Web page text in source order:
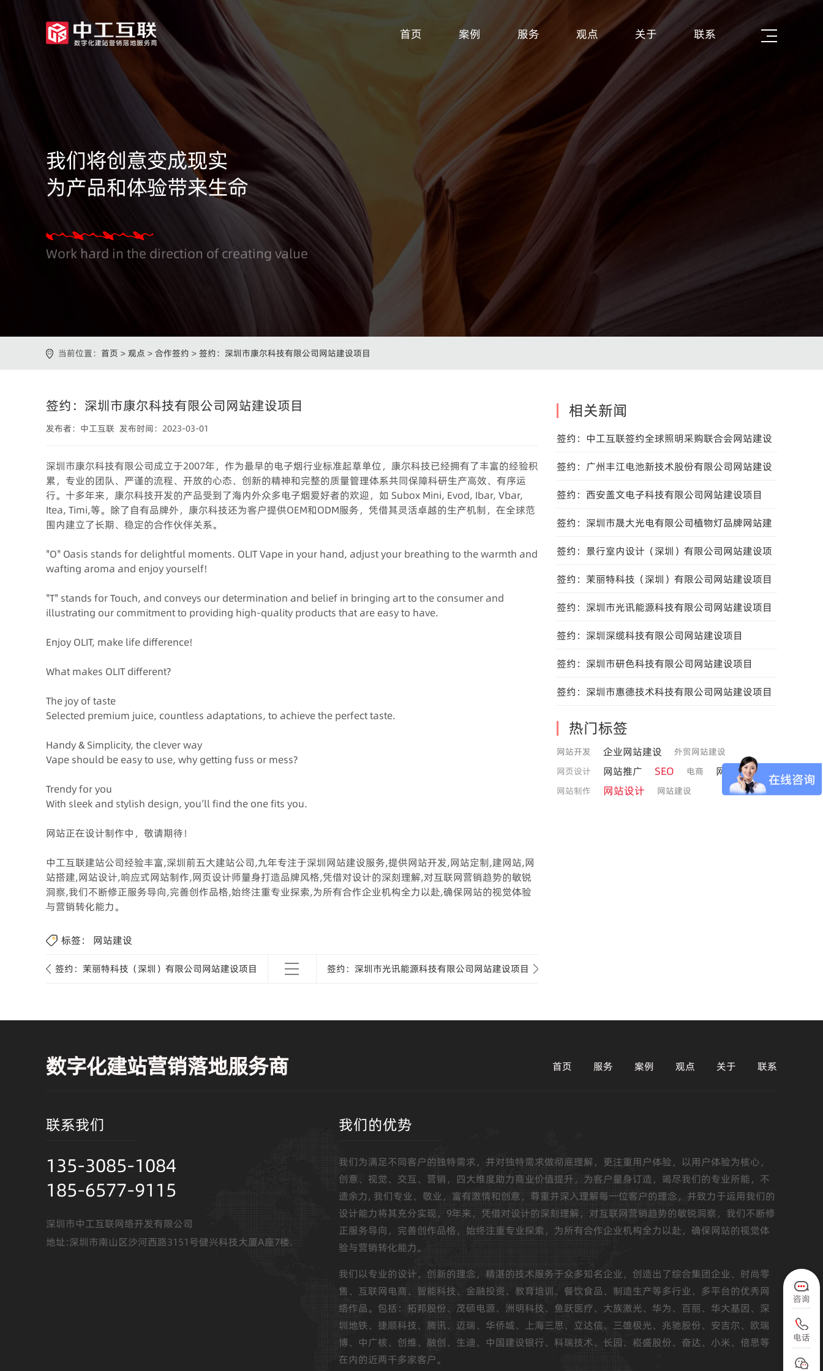
首页 案例 服务 观点 关于 联系
我们将创意变成现实
为产品和体验带来生命
Work hard in the direction of creating value
当前位置： 首页 > 观点 > 合作签约 > 签约：深圳市康尔科技有限公司网站建设项目
签约：深圳市康尔科技有限公司网站建设项目
发布者：中工互联 发布时间：2023-03-01
深圳市康尔科技有限公司成立于2007年，作为最早的电子烟行业标准起草单位，康尔科技已经拥有了丰富的经验积
累，专业的团队、严谨的流程、开放的心态、创新的精神和完整的质量管理体系共同保障科研生产高效、有序运
行。十多年来，康尔科技开发的产品受到了海内外众多电子烟爱好者的欢迎，如 Subox Mini, Evod, Ibar, Vbar,
Itea, Timi,等。除了自有品牌外，康尔科技还为客户提供OEM和ODM服务，凭借其灵活卓越的生产机制，在全球范
围内建立了长期、稳定的合作伙伴关系。
"O" Oasis stands for delightful moments. OLIT Vape in your hand, adjust your breathing to the warmth and
wafting aroma and enjoy yourself!
"T" stands for Touch, and conveys our determination and belief in bringing art to the consumer and
illustrating our commitment to providing high-quality products that are easy to have.
Enjoy OLIT, make life difference!
What makes OLIT different?
The joy of taste
Selected premium juice, countless adaptations, to achieve the perfect taste.
Handy & Simplicity, the clever way
Vape should be easy to use, why getting fuss or mess?
Trendy for you
With sleek and stylish design, you’ll find the one fits you.
网站正在设计制作中，敬请期待！
中工互联建站公司经验丰富,深圳前五大建站公司,九年专注于深圳网站建设服务,提供网站开发,网站定制,建网站,网
站搭建,网站设计,响应式网站制作,网页设计师量身打造品牌风格,凭借对设计的深刻理解,对互联网营销趋势的敏锐
洞察,我们不断修正服务导向,完善创作品格,始终注重专业探索,为所有合作企业机构全力以赴,确保网站的视觉体验
与营销转化能力。
标签： 网站建设
签约：茉丽特科技（深圳）有限公司网站建设项目 签约：深圳市光讯能源科技有限公司网站建设项目
相关新闻
签约：中工互联签约全球照明采购联合会网站建设
项目
签约：广州丰江电池新技术股份有限公司网站建设
项目
签约：西安盖文电子科技有限公司网站建设项目
签约：深圳市晟大光电有限公司植物灯品牌网站建
设项目
签约：景行室内设计（深圳）有限公司网站建设项
目
签约：茉丽特科技（深圳）有限公司网站建设项目
签约：深圳市光讯能源科技有限公司网站建设项目
签约：深圳深缆科技有限公司网站建设项目
签约：深圳市研色科技有限公司网站建设项目
签约：深圳市惠德技术科技有限公司网站建设项目
热门标签
网站开发 企业网站建设
外贸网站建设
网页设计
网站推广 SEO 电商 网站优化
网站制作 网站设计 网站建设
数字化建站营销落地服务商 首页 服务 案例 观点 关于 联系
联系我们
135-3085-1084
185-6577-9115
深圳市中工互联网络开发有限公司
地址:深圳市南山区沙河西路3151号健兴科技大厦A座7楼.
我们的优势
我们为满足不同客户的独特需求，并对独特需求做彻底理解，更注重用户体验，以用户体验为核心，
创意、视觉、交互、营销，四大维度助力商业价值提升，为客户量身订造，竭尽我们的专业所能，不
遗余力, 我们专业、敬业，富有激情和创意，尊重并深入理解每一位客户的理念，并致力于运用我们的
设计能力将其充分实现，9年来，凭借对设计的深刻理解，对互联网营销趋势的敏锐洞察，我们不断修
正服务导向，完善创作品格，始终注重专业探索，为所有合作企业机构全力以赴，确保网站的视觉体
验与营销转化能力。
我们以专业的设计，创新的理念，精湛的技术服务于众多知名企业，创造出了综合集团企业、时尚零
售、互联网电商、智能科技、金融投资、教育培训、餐饮食品、制造生产等多行业、多平台的优秀网
络作品。包括：拓邦股份、茂硕电源、洲明科技、鱼跃医疗、大族激光、华为、百丽、华大基因、深
圳地铁、捷顺科技、腾讯、迈瑞、华侨城、上海三思、立达信、三雄极光、兆驰股份、安吉尔、欧瑞
博、中广核、创维、融创、生迪、中国建设银行、科瑞技术、长园、崧盛股份、奋达、小米、倍思等
在内的近两千多家客户。
咨询
电话